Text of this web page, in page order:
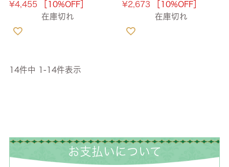
¥4,455
［10%OFF］
在庫切れ
¥2,673
［10%OFF］
在庫切れ
14件中 1 -14件表示
お支払いについて